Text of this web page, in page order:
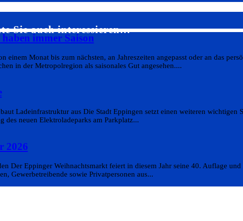
Sie auch interessieren…
immer Saison
Monat bis zum nächsten, an Jahreszeiten angepasst oder an das
in der Metropolregion als saisonales Gut angesehen....
Ladeinfrastruktur aus Die Stadt Eppingen setzt einen weiteren wichtigen
neuen Elektroladeparks am Parkplatz...
2026
Der Eppinger Weihnachtsmarkt feiert in diesem Jahr seine 40. Auflage
Gewerbetreibende sowie Privatpersonen aus...